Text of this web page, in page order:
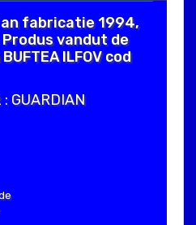
an fabricatie 1994,
Produs vandut de
ILFOV cod
GUARDIAN